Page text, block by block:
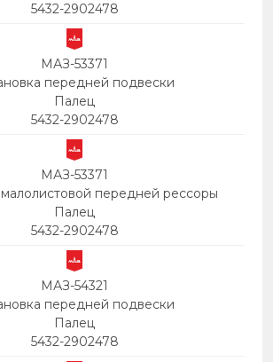
5432-2902478
МАЗ-53371
передней подвески
Палец
5432-2902478
МАЗ-53371
передней рессоры
Палец
5432-2902478
МАЗ-54321
передней подвески
Палец
5432-2902478